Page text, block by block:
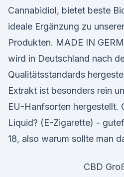
Cannabidiol, bietet beste
ideale Ergänzung zu
Produkten. MADE IN
wird in Deutschland nach
Qualitätsstandards
Extrakt ist besonders rein
EU-Hanfsorten hergestellt.
Liquid? (E-Zigarette) -
18, also warum sollte man
CBD